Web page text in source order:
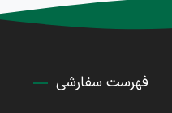
فهرست سفارشی